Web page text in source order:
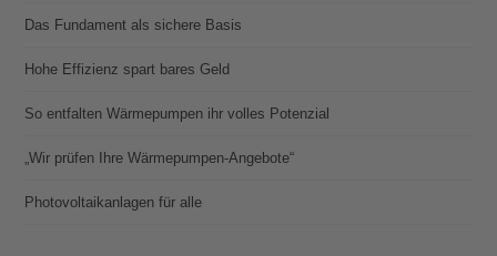
Das Fundament als sichere Basis
Hohe Effizienz spart bares Geld
So entfalten Wärmepumpen ihr volles Potenzial
„Wir prüfen Ihre Wärmepumpen-Angebote“
Photovoltaik­­anlagen für alle